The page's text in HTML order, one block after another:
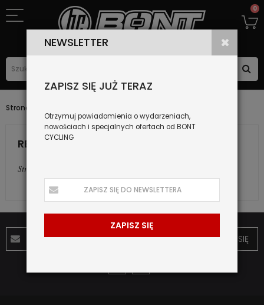
0
Strona główna
REALIZACJE
Strona w budowie
NEWSLETTER
ZAPISZ SIĘ JUŻ TERAZ
Otrzymuj powiadomienia o wydarzeniach,
nowościach i specjalnych ofertach od BONT
CYCLING
ZAPISZ SIĘ
ZAPISZ SIĘ